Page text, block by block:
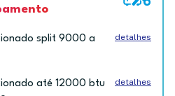
split 9000 a
detalhes
até 12000 btu
detalhes